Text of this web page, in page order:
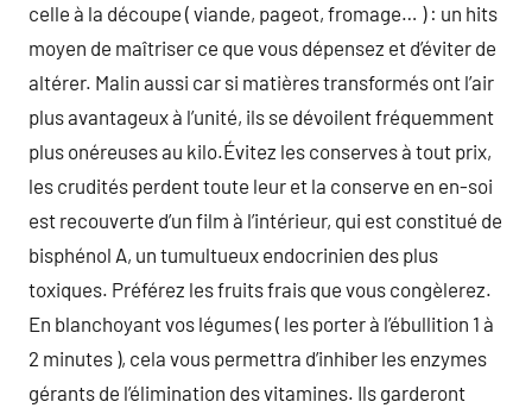
celle à la découpe ( viande, pageot, fromage… ) : un hits
moyen de maîtriser ce que vous dépensez et d’éviter de
altérer. Malin aussi car si matières transformés ont l’air
plus avantageux à l’unité, ils se dévoilent fréquemment
plus onéreuses au kilo.Évitez les conserves à tout prix,
les crudités perdent toute leur et la conserve en en-soi
est recouverte d’un film à l’intérieur, qui est constitué de
bisphénol A, un tumultueux endocrinien des plus
toxiques. Préférez les fruits frais que vous congèlerez.
En blanchoyant vos légumes ( les porter à l’ébullition 1 à
2 minutes ), cela vous permettra d’inhiber les enzymes
gérants de l’élimination des vitamines. Ils garderont